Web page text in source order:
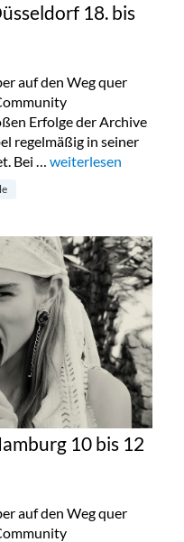
18. bis
auf den Weg quer
Erfolge der Archive
regelmäßig in seiner
Bei … „Lala Berlin Flash
weiterlesen
10 bis 12
auf den Weg quer